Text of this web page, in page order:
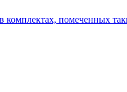
помеченных